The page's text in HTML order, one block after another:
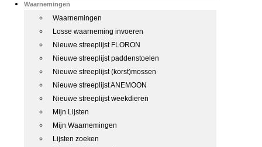
Waarnemingen
Waarnemingen
Losse waarneming invoeren
Nieuwe streeplijst FLORON
Nieuwe streeplijst paddenstoelen
Nieuwe streeplijst (korst)mossen
Nieuwe streeplijst ANEMOON
Nieuwe streeplijst weekdieren
Mijn Lijsten
Mijn Waarnemingen
Lijsten zoeken